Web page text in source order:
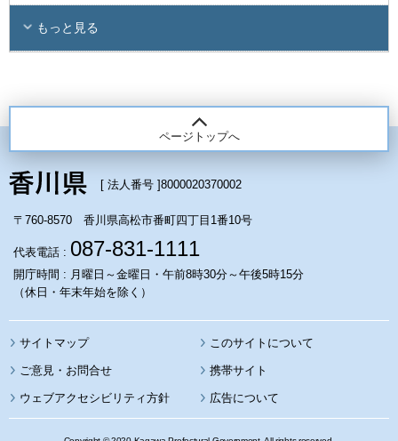
もっと見る
ページトップへ
[ 法人番号 ]8000020370002
〒760-8570 香川県高松市番町四丁目1番10号
代表電話 : 087-831-1111
開庁時間 : 月曜日～金曜日・午前8時30分～午後5時15分
（休日・年末年始を除く）
サイトマップ このサイトについて
携帯サイト
ウェブアクセシビリティ方針 広告について